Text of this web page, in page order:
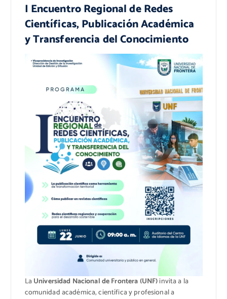
I Encuentro Regional de Redes
Científicas, Publicación Académica
y Transferencia del Conocimiento
LaUniversidad Nacional de Frontera (UNF)invita a la
comunidad académica, científica y profesional a